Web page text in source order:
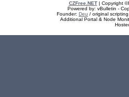
CZFree.NET| Copyright
Powered by: vBulletin -
Founder: Deu / original
Additional Portal & Node